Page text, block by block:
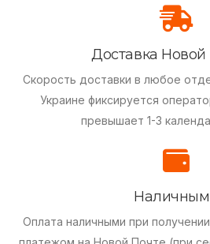
Доставка Новой
Скорость доставки в любое
Украине фиксируется
превышает 1-3
Оплата наличными при